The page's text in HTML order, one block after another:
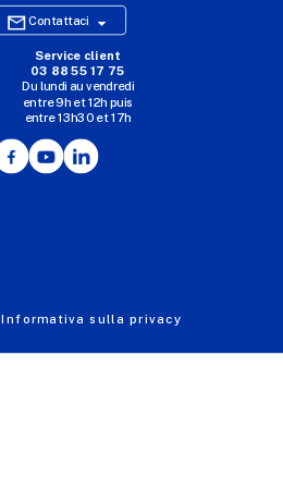
Contattaci 
SITO WEB DI E-COMMERCE
I NOSTRI UFFICI
MASSILLY CONSERVOR
Service client
03 88 55 17 75
Du lundi au vendredi
entre 9h et 12h puis
entre 13h30 et 17h
FacebookYouTube
Informativa sulla privacy